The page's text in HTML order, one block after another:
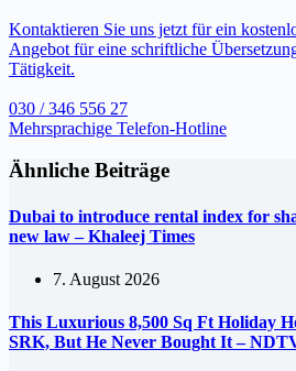
Kontaktieren Sie uns jetzt für ein
Angebot für eine schriftliche
Tätigkeit.
030 / 346 556 27
Mehrsprachige Telefon-Hotline
Ähnliche Beiträge
Dubai to introduce rental index for
new law – Khaleej Times
7. August 2026
This Luxurious 8,500 Sq Ft Holiday
SRK, But He Never Bought It –